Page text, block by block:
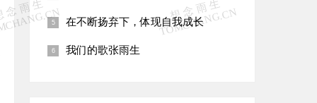
在不断扬弃下，体现自我成长
我们的歌张雨生